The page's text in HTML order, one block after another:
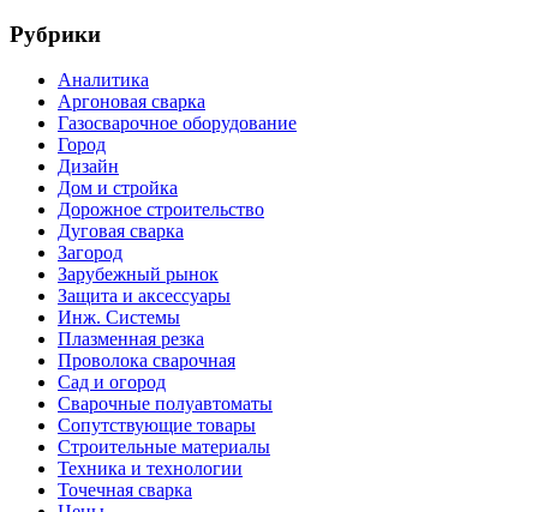
Рубрики
Аналитика
Аргоновая сварка
Газосварочное оборудование
Город
Дизайн
Дом и стройка
Дорожное строительство
Дуговая сварка
Загород
Зарубежный рынок
Защита и аксессуары
Инж. Системы
Плазменная резка
Проволока сварочная
Сад и огород
Сварочные полуавтоматы
Сопутствующие товары
Строительные материалы
Техника и технологии
Точечная сварка